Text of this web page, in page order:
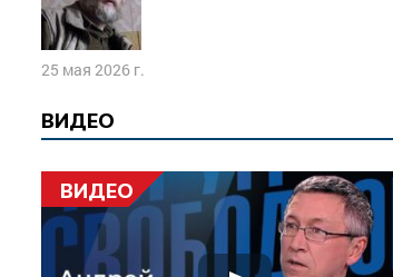
25 мая 2026 г.
ВИДЕО
ВИДЕО